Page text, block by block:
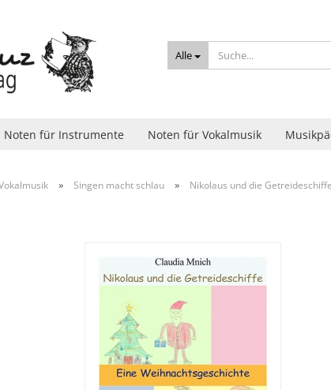
Alle
Noten für Instrumente Noten für Vokalmusik
» Singen macht schlau » Nikolaus und die